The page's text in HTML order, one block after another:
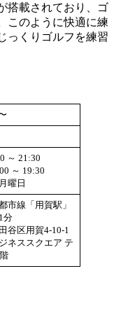
搭載されており、ゴ
このように快適に練
っくりゴルフを練習
～ 21:30
～ 19:30
曜日
市線「用賀駅」
分
谷区用賀4-10-1
ネススクエア テ